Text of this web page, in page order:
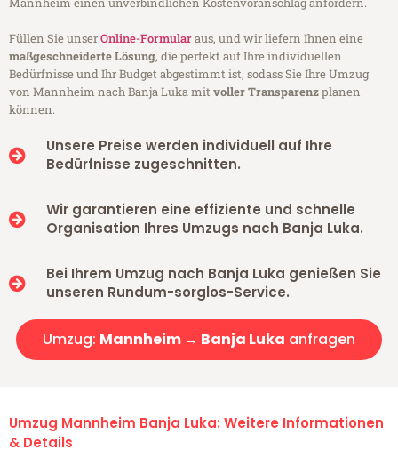
Füllen Sie unserOnline-Formularaus, und wir liefern Ihnen eine
maßgeschneiderte Lösung, die perfekt auf Ihre individuellen
Bedürfnisse und Ihr Budget abgestimmt ist, sodass Sie Ihre Umzug
von Mannheim nach Banja Luka mitvoller Transparenzplanen
können.
Unsere Preise werden individuell auf Ihre
Bedürfnisse zugeschnitten.
Wir garantieren eine effiziente und schnelle
Organisation Ihres Umzugs nach Banja Luka.
Bei Ihrem Umzug nach Banja Luka genießen Sie
unseren Rundum-sorglos-Service.
Umzug: Mannheim → Banja Luka anfragen
Umzug Mannheim Banja Luka: Weitere Informationen
& Details